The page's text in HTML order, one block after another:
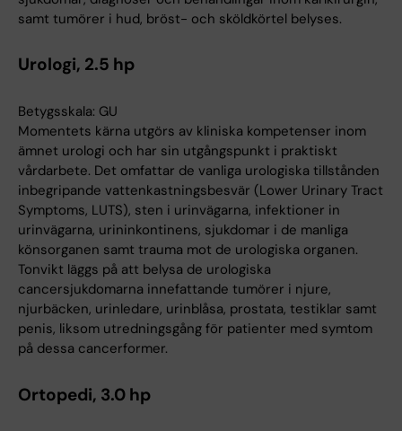
samt tumörer i hud, bröst- och sköldkörtel belyses.
Urologi, 2.5 hp
Betygsskala: GU
Momentets kärna utgörs av kliniska kompetenser inom
ämnet urologi och har sin utgångspunkt i praktiskt
vårdarbete. Det omfattar de vanliga urologiska tillstånden
inbegripande vattenkastningsbesvär (Lower Urinary Tract
Symptoms, LUTS), sten i urinvägarna, infektioner in
urinvägarna, urininkontinens, sjukdomar i de manliga
könsorganen samt trauma mot de urologiska organen.
Tonvikt läggs på att belysa de urologiska
cancersjukdomarna innefattande tumörer i njure,
njurbäcken, urinledare, urinblåsa, prostata, testiklar samt
penis, liksom utredningsgång för patienter med symtom
på dessa cancerformer.
Ortopedi, 3.0 hp